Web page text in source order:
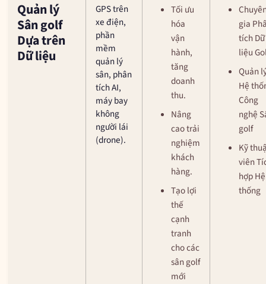
Quản lý
Sân golf
Dựa trên
Dữ liệu
GPS trên
xe điện,
phần
mềm
quản lý
sân, phân
tích AI,
máy bay
không
người lái
(drone).
Tối ưu
hóa
vận
hành,
tăng
doanh
thu.
Nâng
cao trải
nghiệm
khách
hàng.
Tạo lợi
thế
cạnh
tranh
cho các
sân golf
mới
gia
tích Dữ
liệu
Quản
Hệ
Công
nghệ
golf
Kỹ
viên
hợp Hệ
thống